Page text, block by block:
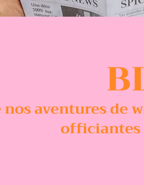
nos aventures de
officiantes